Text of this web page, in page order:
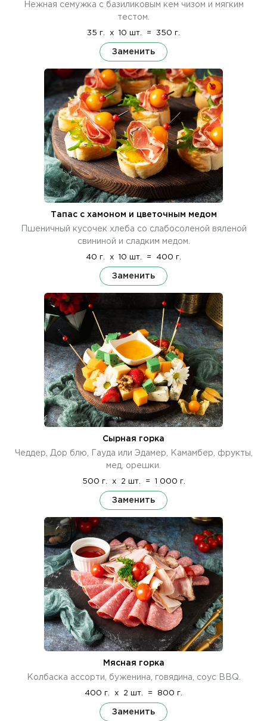
Нежная семужка с базиликовым кем чизом и мягким
тестом.
35 г. x 10 шт. = 350 г.
Заменить
Тапас с хамоном и цветочным медом
Пшеничный кусочек хлеба со слабосоленой вяленой
свининой и сладким медом.
40 г. x 10 шт. = 400 г.
Заменить
Сырная горка
Чеддер, Дор блю, Гауда или Эдамер, Камамбер, фрукты,
мед, орешки.
500 г. x 2 шт. = 1 000 г.
Заменить
Мясная горка
Колбаска ассорти, буженина, говядина, соус BBQ.
400 г. x 2 шт. = 800 г.
Заменить